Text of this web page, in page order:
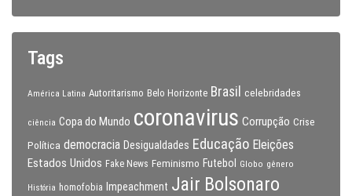
Tags
América Latina Autoritarismo Belo Horizonte Brasil celebridades
ciência Copa do Mundo coronavirus Corrupção Crise
Política democracia Desigualdades Educação Eleições
Estados Unidos Fake News Feminismo Futebol Globo gênero
História homofobia Impeachment Jair Bolsonaro